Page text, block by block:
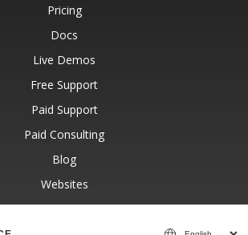
Pricing
Docs
Live Demos
Free Support
Paid Support
Paid Consulting
Blog
Websites
About